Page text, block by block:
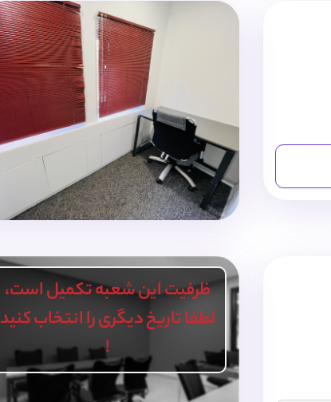
ظرفیت این شعبه تکمیل است،
لطفا تاریخ دیگری را انتخاب کنید
!